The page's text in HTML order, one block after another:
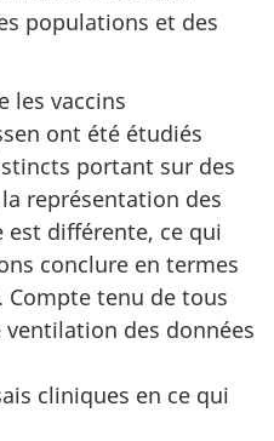
populations et des
les vaccins
ont été étudiés
portant sur des
représentation des
est différente, ce qui
conclure en termes
Compte tenu de tous
des données
cliniques en ce qui